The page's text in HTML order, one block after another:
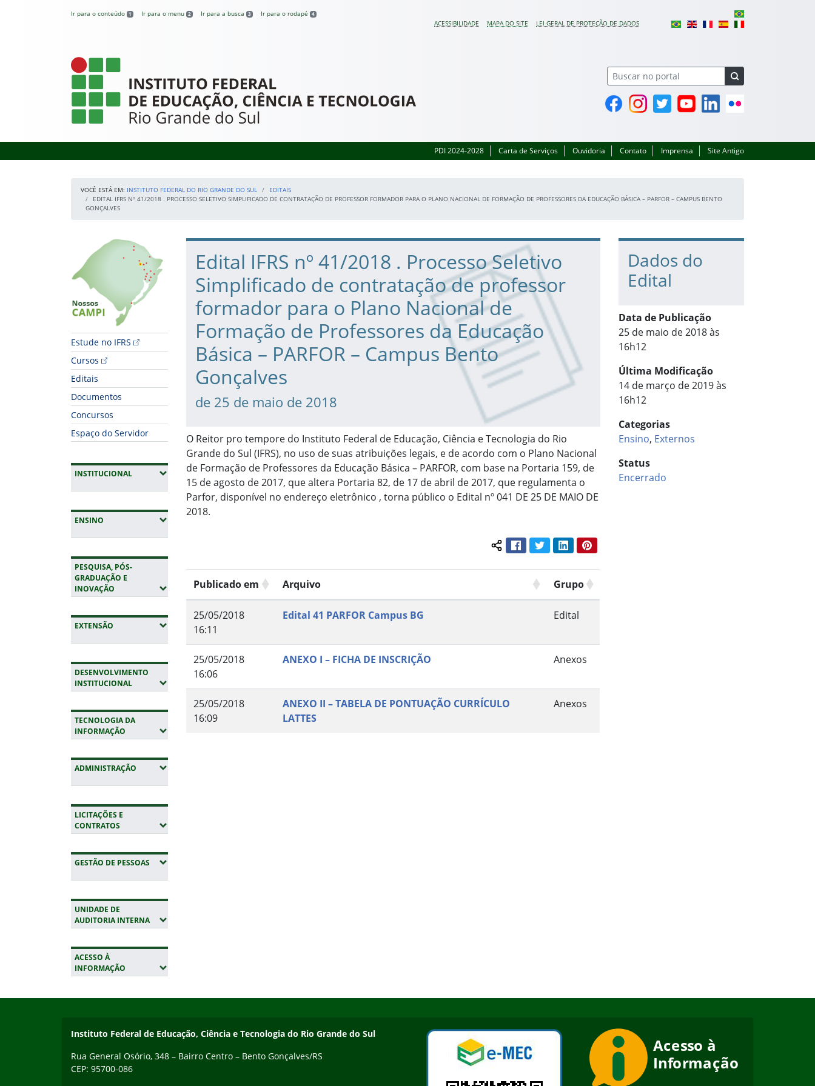
Ir para o conteúdo 1 Ir para o menu 2 Ir para a busca 3 Ir para o rodapé 4
ACESSIBILIDADE MAPA DO SITE LEI GERAL DE PROTEÇÃO DE DADOS
Instituto Federal do Rio Grande do Sul
FacebookInstagramTwitter YouTubeLinkedin
PDI 2024-2028 Carta de Serviços Ouvidoria Contato Imprensa Site Antigo
VOCÊ ESTÁ EM: INSTITUTO FEDERAL DO RIO GRANDE DO SUL
EDITAIS
EDITAL IFRS Nº 41/2018 . PROCESSO SELETIVO SIMPLIFICADO DE CONTRATAÇÃO DE PROFESSOR FORMADOR PARA O PLANO NACIONAL DE FORMAÇÃO DE PROFESSORES DA EDUCAÇÃO BÁSICA – PARFOR – CAMPUS BENTO
GONÇALVES
Início da navegação
Nossos Campi
Estude no IFRS
Cursos
Editais
Documentos
Concursos
Espaço do Servidor
INSTITUCIONAL(EXPANDIR SUBMENUS)
ENSINO (EXPANDIR SUBMENUS)
PESQUISA, PÓS-
GRADUAÇÃO E
INOVAÇÃO (EXPANDIR SUBMENUS)
EXTENSÃO (EXPANDIR SUBMENUS)
DESENVOLVIMENTO
INSTITUCIONAL(EXPANDIR SUBMENUS)
TECNOLOGIA DA
INFORMAÇÃO (EXPANDIR SUBMENUS)
ADMINISTRAÇÃO (EXPANDIR SUBMENUS)
LICITAÇÕES E
CONTRATOS (EXPANDIR SUBMENUS)
GESTÃO DE PESSOAS (EXPANDIR SUBMENUS)
UNIDADE DE
AUDITORIA INTERNA(EXPANDIR SUBMENUS)
ACESSO À
INFORMAÇÃO (EXPANDIR SUBMENUS)
Início do conteúdo
Edital IFRS nº 41/2018 . Processo Seletivo
Simplificado de contratação de professor
formador para o Plano Nacional de
Formação de Professores da Educação
Básica – PARFOR – Campus Bento
Gonçalves
de 25 de maio de 2018
O Reitor pro tempore do Instituto Federal de Educação, Ciência e Tecnologia do Rio
Grande do Sul (IFRS), no uso de suas atribuições legais, e de acordo com o Plano Nacional
de Formação de Professores da Educação Básica – PARFOR, com base na Portaria 159, de
15 de agosto de 2017, que altera Portaria 82, de 17 de abril de 2017, que regulamenta o
Parfor, disponível no endereço eletrônico , torna público o Edital nº 041 DE 25 DE MAIO DE
2018.
Compartilhar conteúdo:
FacebookTwitterLinkedInPinterest
Publicado em Arquivo Grupo
25/05/2018
16:11
Edital 41 PARFOR Campus BG Edital
25/05/2018
16:06
ANEXO I – FICHA DE INSCRIÇÃO Anexos
25/05/2018
16:09
ANEXO II – TABELA DE PONTUAÇÃO CURRÍCULO
LATTES
Anexos
Dados do
Edital
Data de Publicação
25 de maio de 2018 às
16h12
Última Modificação
14 de março de 2019 às
16h12
Categorias
Ensino, Externos
Status
Encerrado
Contato
Instituto Federal de Educação, Ciência e Tecnologia do Rio Grande do Sul
Rua General Osório, 348 – Bairro Centro – Bento Gonçalves/RS
CEP: 95700-086